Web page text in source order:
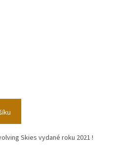
Skies vydané roku 2021 !